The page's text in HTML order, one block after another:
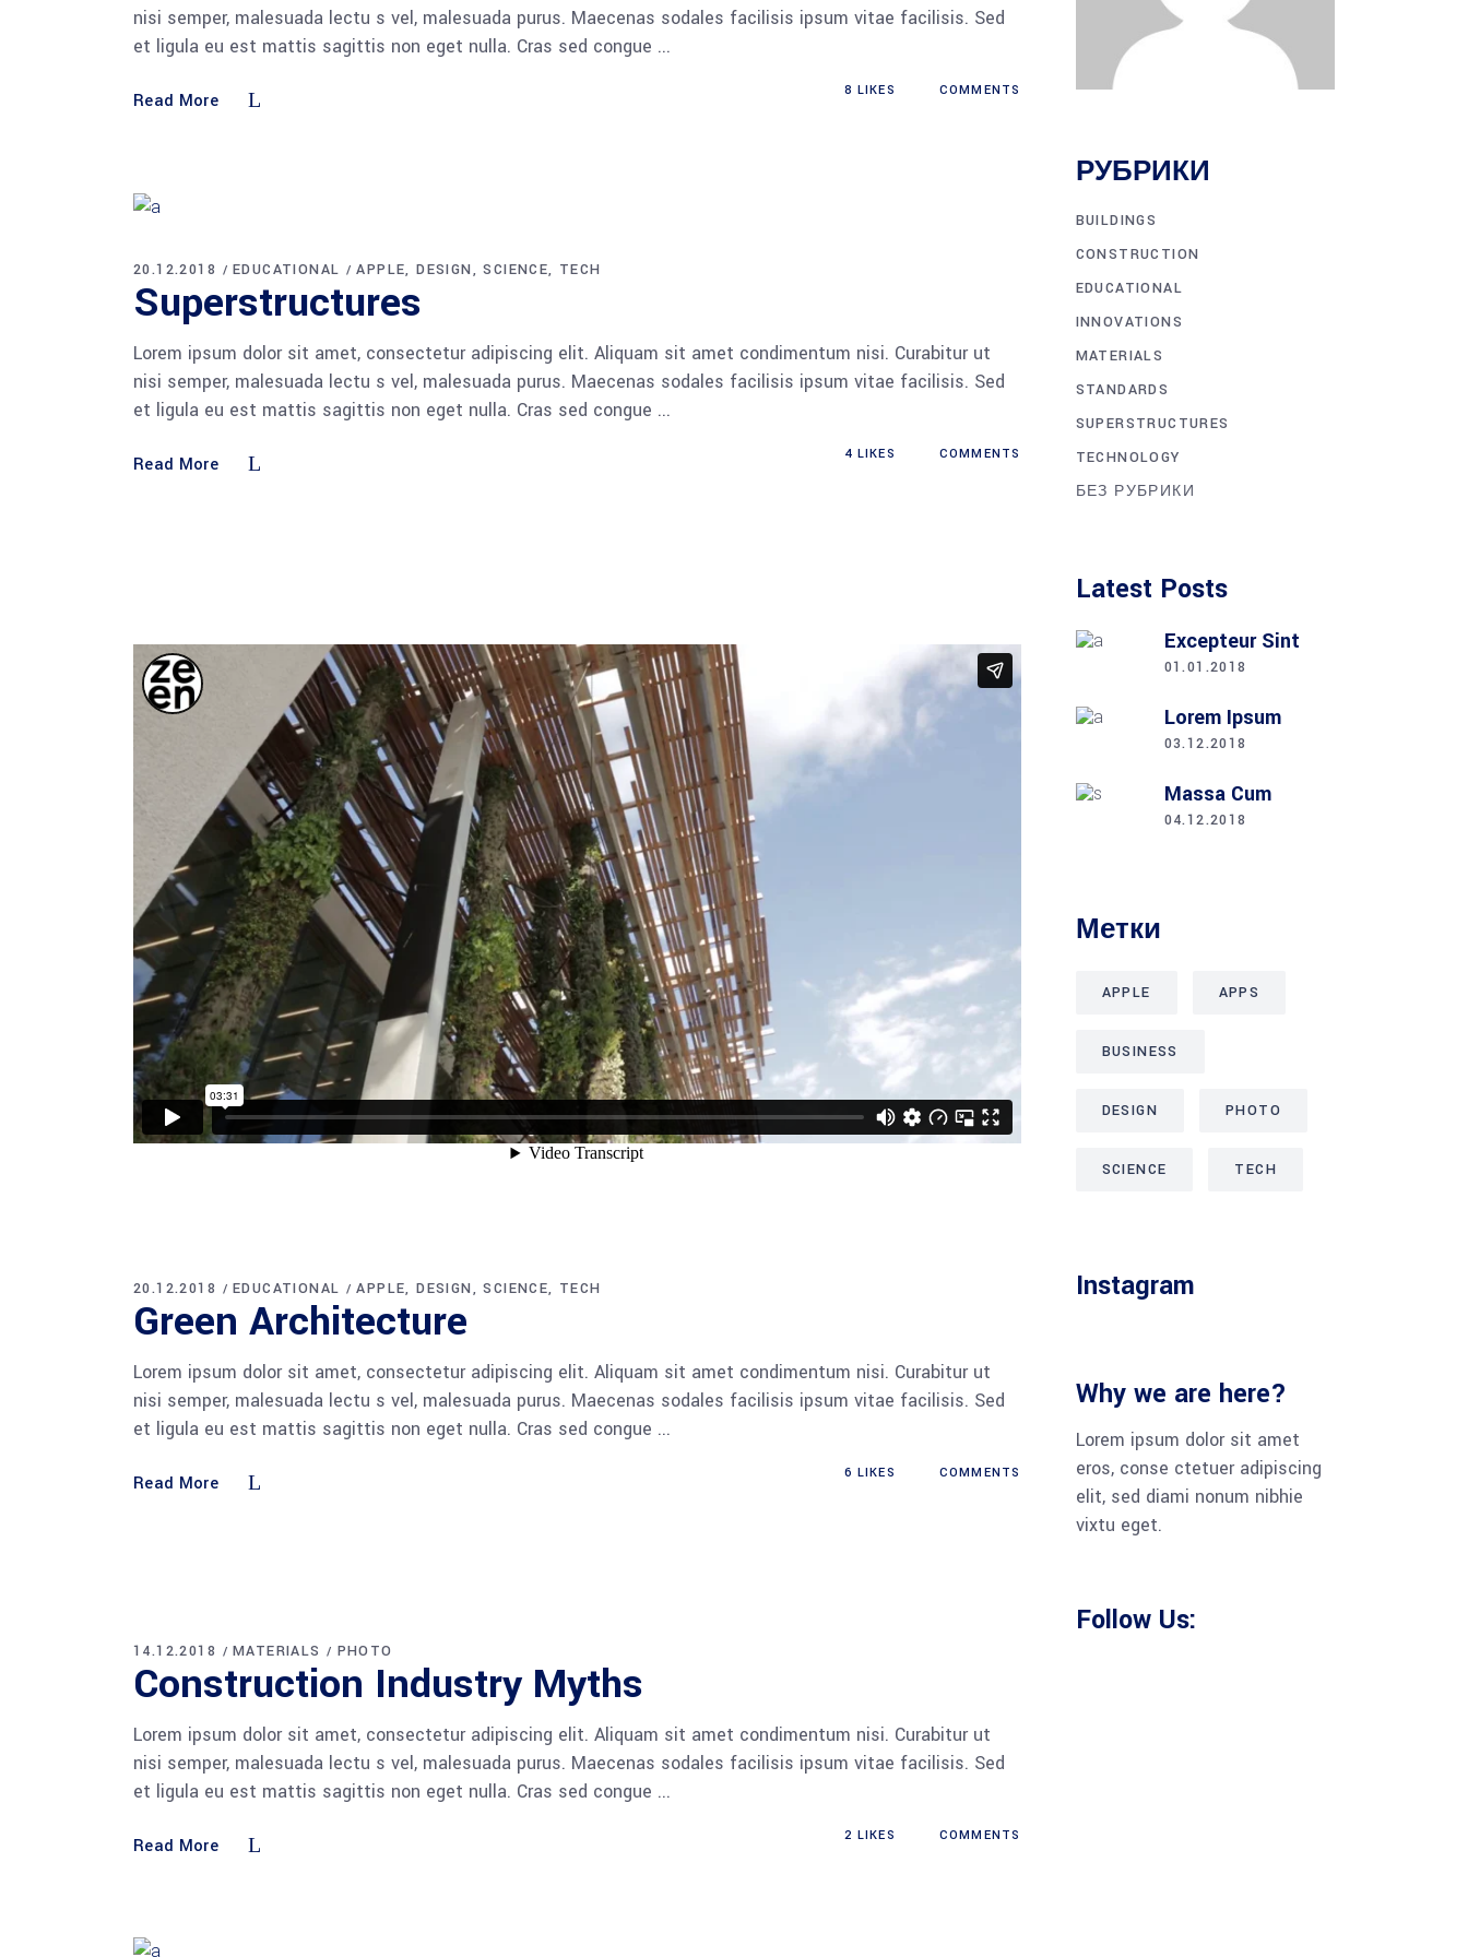
nisi semper, malesuada lectu s vel, malesuada purus. Maecenas sodales facilisis ipsum vitae facilisis. Sed
et ligula eu est mattis sagittis non eget nulla. Cras sed congue
Read More COMMENTS
8 LIKES
20.12.2018 EDUCATIONAL APPLE DESIGN SCIENCE TECH
Superstructures
Lorem ipsum dolor sit amet, consectetur adipiscing elit. Aliquam sit amet condimentum nisi. Curabitur ut
nisi semper, malesuada lectu s vel, malesuada purus. Maecenas sodales facilisis ipsum vitae facilisis. Sed
et ligula eu est mattis sagittis non eget nulla. Cras sed congue
Read More COMMENTS
4 LIKES
20.12.2018 EDUCATIONAL APPLE DESIGN SCIENCE TECH
Green Architecture
Lorem ipsum dolor sit amet, consectetur adipiscing elit. Aliquam sit amet condimentum nisi. Curabitur ut
nisi semper, malesuada lectu s vel, malesuada purus. Maecenas sodales facilisis ipsum vitae facilisis. Sed
et ligula eu est mattis sagittis non eget nulla. Cras sed congue
Read More COMMENTS
6 LIKES
14.12.2018 MATERIALS PHOTO
Construction Industry Myths
Lorem ipsum dolor sit amet, consectetur adipiscing elit. Aliquam sit amet condimentum nisi. Curabitur ut
nisi semper, malesuada lectu s vel, malesuada purus. Maecenas sodales facilisis ipsum vitae facilisis. Sed
et ligula eu est mattis sagittis non eget nulla. Cras sed congue
Read More COMMENTS
2 LIKES
РУБРИКИ
BUILDINGS
CONSTRUCTION
EDUCATIONAL
INNOVATIONS
MATERIALS
STANDARDS
SUPERSTRUCTURES
TECHNOLOGY
БЕЗ РУБРИКИ
Latest Posts
Excepteur Sint
01.01.2018
Lorem Ipsum
03.12.2018
Massa Cum
04.12.2018
Метки
APPLE APPS
BUSINESS
DESIGN PHOTO
SCIENCE TECH
Instagram
Why we are here?
Lorem ipsum dolor sit amet
eros, conse ctetuer adipiscing
elit, sed diami nonum nibhie
vixtu eget.
Follow Us: